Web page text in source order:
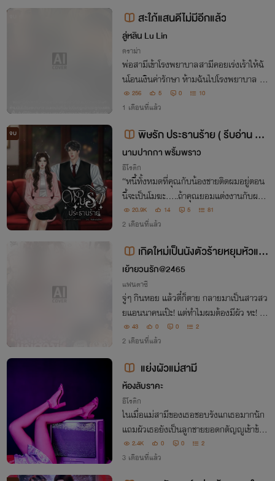
สะใภ้แสนดีไม่มีอีกแล้ว
ลู่หลิน Lu Lin
ดราม่า
พ่อสามีเข้าโรงพยาบาลสามีคอยเร่งเร้าให้ฉั
นโอนเงินค่ารักษา ห้ามฉันไปโรงพยาบาล ฉั
นแอบไปที่นั่น ไปยืนอยู่หน้าประตูห้องพักฟื้
น ฉันก็ได้ยินเสียงหัวเราะเยาะที่คุ้นเคยของพ่
256 5 0 10
1 เดือนที่แล้ว
จบ
พิษรัก ประธานร้าย ( รีบอ่าน ติด
เหรียญพรุ่งนี้! )
นามปากกา พริ้มพราว
อีโรติก
“หนี้ทั้งหมดที่คุณกับน้องชายติดผมอยู่ตอน
นี้จะเป็นโมฆะ.....ถ้าคุณยอมแต่งงานกับผม”
/ “อะไรนะคะ!?” / “ฉันขอเพิ่มอีกหนึ่งล้าน ถ้
าคุณ....จะให้ฉันทำหน้าที่ เอ่อ ภรรยาครบทุ
20.9K 14 5 81
2 เดือนที่แล้ว
เกิดใหม่เป็นนังตัวร้ายหยุมหัวแม่
สามี (ฉันมาเกิดใหม่เพื่อหยุมแกยัยป้า
มหาภัย)
เย้ายวนรัก@2465
แฟนตาซี
จู่ๆ กินหอย แล้วตี๋ก็ตาย กลายมาเป็นสาวสว
ยแอนนาคนเป๊ะ! แต่ทำไมผมต้องมีผัว หะ! แ
ถมแม่ผัวมหาภัยอีกต่างหาก งานนี้ต้องหยุม
กันสักดอกให้มันรู้ว่าจะมากดขี่ไม่ด้ายยยย
43 0 0 2
2 เดือนที่แล้ว
แย่งผัวแม่สามี
ห้องลับราคะ
อีโรติก
ในเมื่อแม่สามีของเธอชอบรังแกเธอมากนัก
แถมผัวเธอยังเป็นลูกชายยอดกตัญญูเข้าข้าง
แม่ตัวเองแบบไม่ลืมหูลืมตา เธอก็เลยแก้เก
มด้วยการแย่งผัวแม่สามีมาซะเลย
2.4K 0 0 2
3 เดือนที่แล้ว